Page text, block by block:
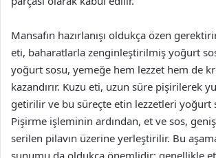
Mansafın hazırlanışı oldukça özen
eti, baharatlarla zenginleştirilmiş yoğurt
yoğurt sosu, yemeğe hem lezzet hem de
kazandırır. Kuzu eti, uzun süre pişirilerek
getirilir ve bu süreçte etin lezzetleri yoğurt
Pişirme işleminin ardından, et ve sos,
serilen pilavın üzerine yerleştirilir. Bu
sunumu da oldukça önemlidir; genellikle